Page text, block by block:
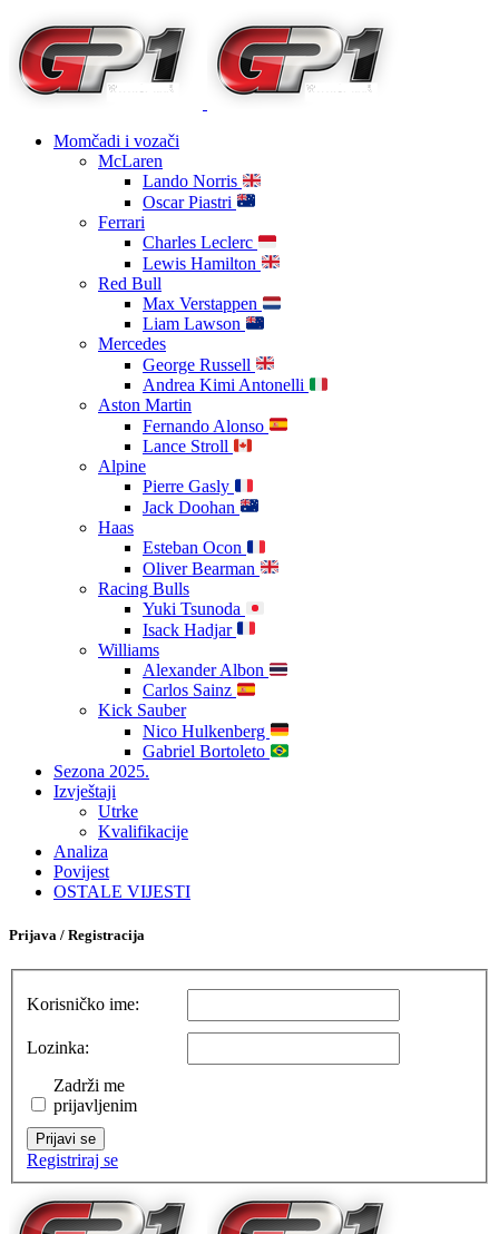
Momčadi i vozači
McLaren
Lando Norris
Oscar Piastri
Ferrari
Charles Leclerc
Lewis Hamilton
Red Bull
Max Verstappen
Liam Lawson
Mercedes
George Russell
Andrea Kimi Antonelli
Aston Martin
Fernando Alonso
Lance Stroll
Alpine
Pierre Gasly
Jack Doohan
Haas
Esteban Ocon
Oliver Bearman
Racing Bulls
Yuki Tsunoda
Isack Hadjar
Williams
Alexander Albon
Carlos Sainz
Kick Sauber
Nico Hulkenberg
Gabriel Bortoleto
Sezona 2025.
Izvještaji
Utrke
Kvalifikacije
Analiza
Povijest
OSTALE VIJESTI
Prijava / Registracija
Korisničko ime:
Lozinka:
Zadrži me
prijavljenim
Prijavi se
Registriraj se